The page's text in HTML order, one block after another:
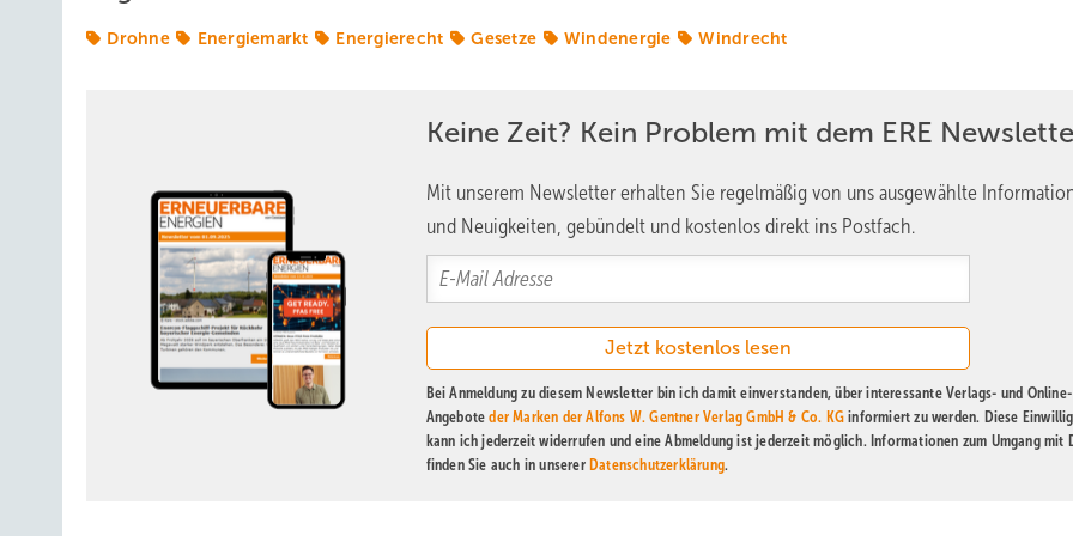
Drohne Energiemarkt Energierecht Gesetze Windenergie Windrecht
Keine Zeit? Kein Problem mit dem ERE
Mit unserem Newsletter erhalten Sie regelmäßig von uns ausgewählte
und Neuigkeiten, gebündelt und kostenlos direkt ins Postfach.
Bei Anmeldung zu diesem Newsletter bin ich damit einverstanden, über interessante Verlags- und Online-
Angeboteder Marken der Alfons W. Gentner Verlag GmbH & Co. KG informiert zu werden. Diese
kann ich jederzeit widerrufen und eine Abmeldung ist jederzeit möglich. Informationen zum Umgang mit
finden Sie auch in unserer Datenschutzerklärung.